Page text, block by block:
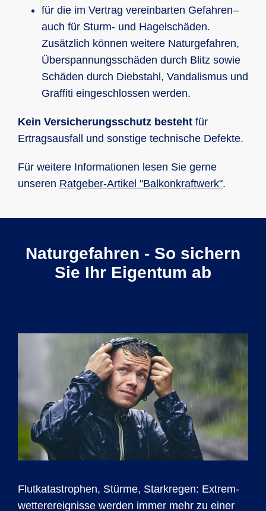
für die im Vertrag vereinbarten Gefahren–
auch für Sturm- und Hagelschäden.
Zusätzlich können weitere Naturgefahren,
Überspannungsschäden durch Blitz sowie
Schäden durch Diebstahl, Vandalismus und
Graffiti eingeschlossen werden.
Kein Versicherungsschutz besteht für
Ertragsausfall und sonstige technische Defekte.
Für weitere Informationen lesen Sie gerne
unseren Ratgeber-Artikel "Balkonkraftwerk".
Naturgefahren - So sichern
Sie Ihr Eigentum ab
Flutkatas­trophen, Stürme, Starkregen: Extrem­
wetter­ereig­nisse werden immer mehr zu einer